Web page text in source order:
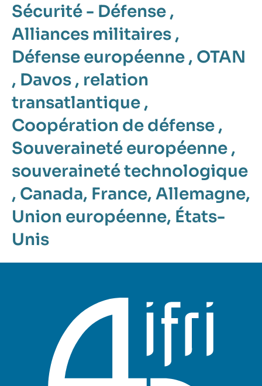
Sécurité - Défense ,
Alliances militaires ,
Défense européenne , OTAN
, Davos , relation
transatlantique ,
Coopération de défense ,
Souveraineté européenne ,
souveraineté technologique
, Canada, France, Allemagne,
Union européenne, États-
Unis